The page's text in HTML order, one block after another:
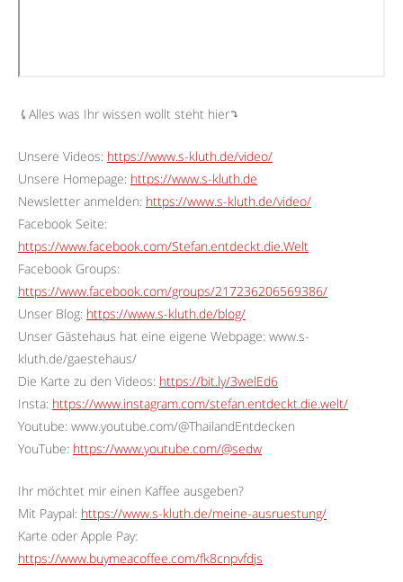
⤹Alles was Ihr wissen wollt steht hier⤵︎
Unsere Videos: https://www.s-kluth.de/video/
Unsere Homepage: https://www.s-kluth.de
Newsletter anmelden: https://www.s-kluth.de/video/
Facebook Seite:
https://www.facebook.com/Stefan.entdeckt.die.Welt
Facebook Groups:
https://www.facebook.com/groups/217236206569386/
Unser Blog: https://www.s-kluth.de/blog/
Unser Gästehaus hat eine eigene Webpage: www.s-
kluth.de/gaestehaus/
Die Karte zu den Videos: https://bit.ly/3welEd6
Insta: https://www.instagram.com/stefan.entdeckt.die.welt/
Youtube: www.youtube.com/@ThailandEntdecken
YouTube: https://www.youtube.com/@sedw
Ihr möchtet mir einen Kaffee ausgeben?
Mit Paypal: https://www.s-kluth.de/meine-ausruestung/
Karte oder Apple Pay:
https://www.buymeacoffee.com/fk8cnpvfdjs